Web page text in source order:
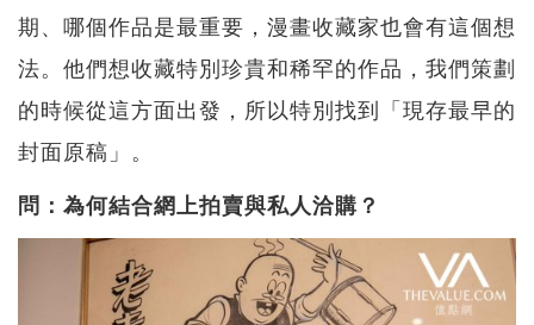
期、哪個作品是最重要，漫畫收藏家也會有這個想
法。他們想收藏特別珍貴和稀罕的作品，我們策劃
的時候從這方面出發，所以特別找到「現存最早的
封面原稿」。
問：為何結合網上拍賣與私人洽購？